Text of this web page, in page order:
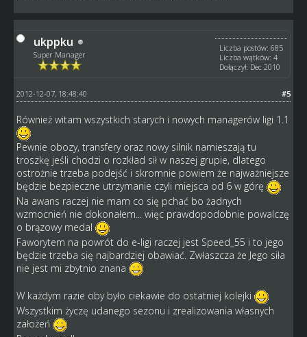
ukppku
Super Manager
Liczba postów: 685
Liczba wątków: 4
Dołączył: Dec 2010
#5
2012-12-07, 18:48:40
Również witam wszystkich starych i nowych managerów ligi 1.1
Pewnie obozy, transfery oraz nowy silnik namieszają tu
troszkę jeśli chodzi o rozkład sił w naszej grupie, dlatego
ostrożnie trzeba podejść i skromnie powiem że najważniejsze
będzie bezpieczne utrzymanie czyli miejsca od 6 w górę
Na awans raczej nie mam co się pchać bo żadnych
wzmocnień nie dokonałem... więc prawdopodobnie powalczę
o brązowy medal
Faworytem na powrót do e-ligi raczej jest Speed_55 i to jego
będzie trzeba się najbardziej obawiać. Zwłaszcza że Jego siła
nie jest mi zbytnio znana
W każdym razie oby było ciekawie do ostatniej kolejki
Wszystkim życzę udanego sezonu i zrealizowania własnych
założeń